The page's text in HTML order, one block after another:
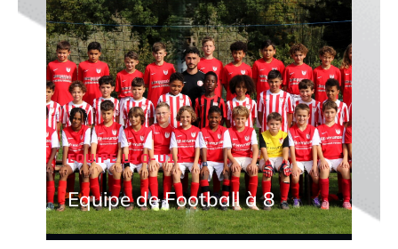
EQUIPE U10-U11
Equipe de Football à 8